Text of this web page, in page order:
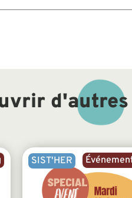
SIST'HER